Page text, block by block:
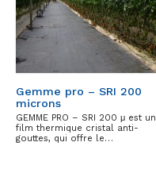
Gemme pro – SRI 200
microns
GEMME PRO – SRI 200 μ est un
film thermique cristal anti-
gouttes, qui offre le…